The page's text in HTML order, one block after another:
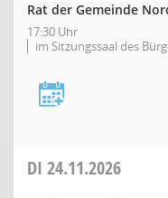
Rat der Gemeinde
17:30 Uhr
im Sitzungssaal des
DI 24.11.2026